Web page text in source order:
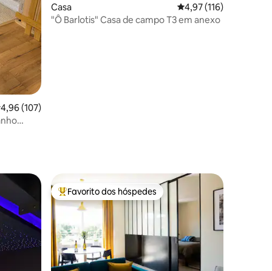
média de 4,96 em 5 estrelas, 107avaliações
4,96 (107)
Casa Classificação média
4,97 (116)
"Ô Barlotis" Casa de campo T3 em anexo
Favoritos dos hóspedes mais apreciados
Favorito dos hóspedes